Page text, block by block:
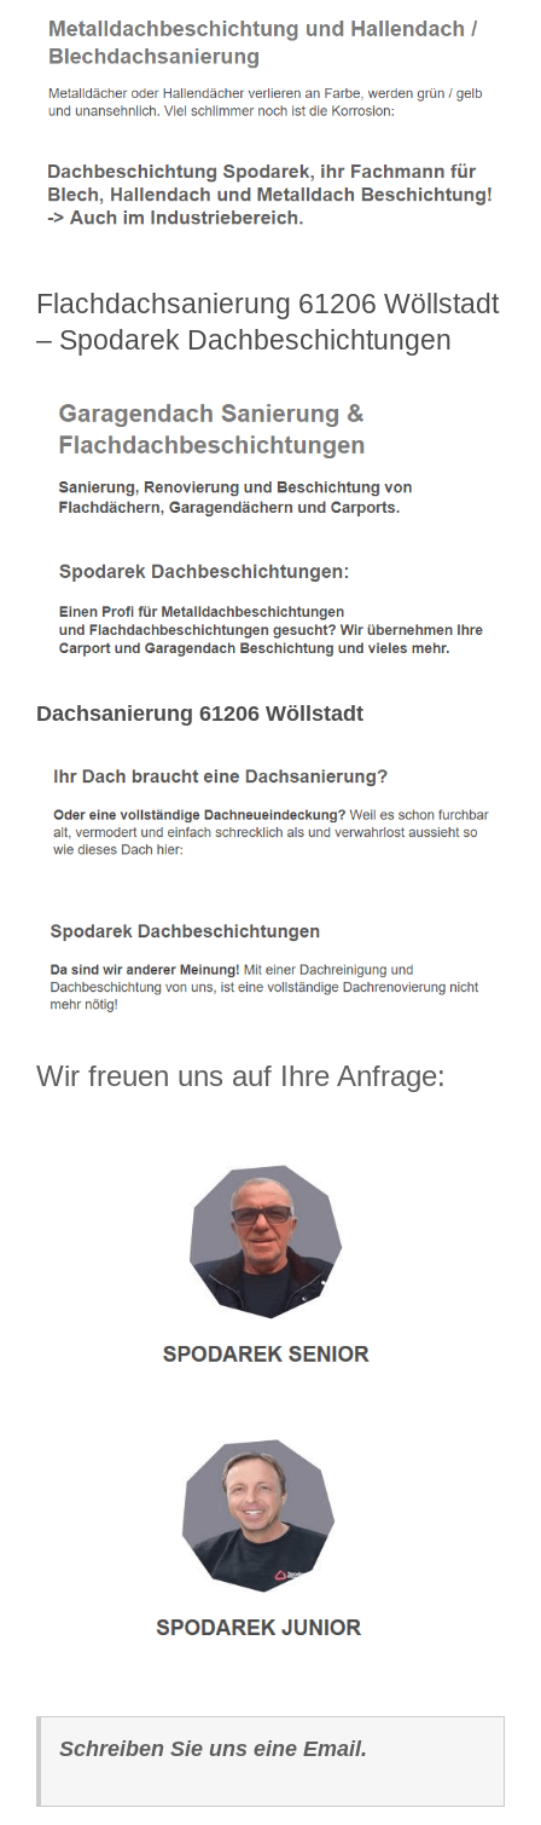
Flachdachsanierung 61206 Wöllstadt
– Spodarek Dachbeschichtungen
Dachsanierung 61206 Wöllstadt
Wir freuen uns auf Ihre Anfrage:
Schreiben Sie uns eine Email.